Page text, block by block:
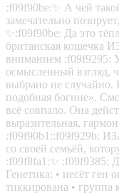
:f09f90be:✨ А чей
замечательно
✨:f09f90be: Да это
британская кошечка
вниманием
осмысленный взгляд,
выбрано не случайно.
подобная богине».
всё совпало. Она
выразительная,
:f09f90b1::f09f929b:
со своей семьёй,
:f09f8fa1:✨ :f09f9385:
Генетика: • несёт ген
тиккирована • группа